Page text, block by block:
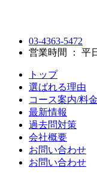
03-4363-5472
営業時間 ： 平
トップ
選ばれる理由
コース案内/料金
最新情報
過去問対策
会社概要
お問い合わせ
お問い合わせ